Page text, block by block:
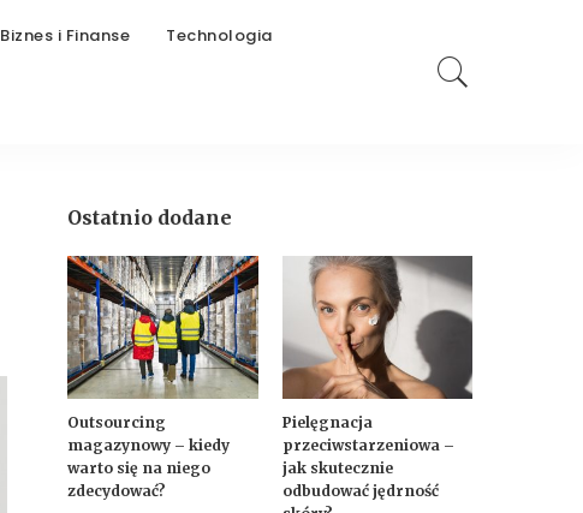
Biznes i Finanse Technologia
Ostatnio dodane
Outsourcing
magazynowy – kiedy
warto się na niego
zdecydować?
Pielęgnacja
przeciwstarzeniowa –
jak skutecznie
odbudować jędrność